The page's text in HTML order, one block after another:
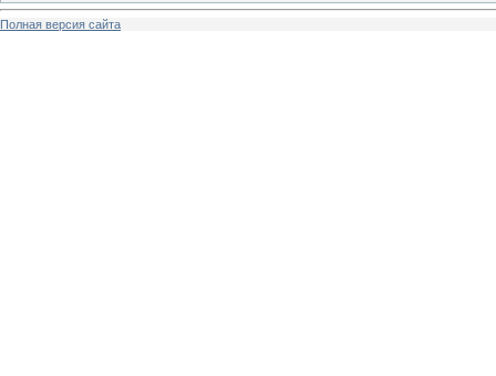
Полная версия сайта